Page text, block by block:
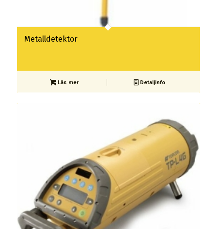
Metalldetektor
Läs mer Detaljinfo